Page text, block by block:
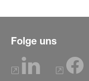
Folge uns